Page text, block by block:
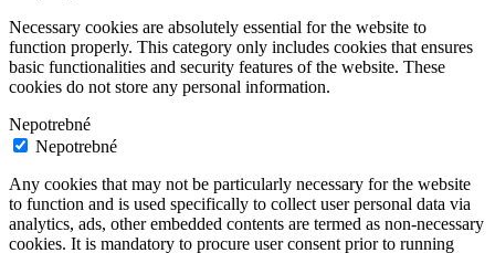
Necessary cookies are absolutely essential for the website to
function properly. This category only includes cookies that ensures
basic functionalities and security features of the website. These
cookies do not store any personal information.
Nepotrebné
Nepotrebné
Any cookies that may not be particularly necessary for the website
to function and is used specifically to collect user personal data via
analytics, ads, other embedded contents are termed as non-necessary
cookies. It is mandatory to procure user consent prior to running